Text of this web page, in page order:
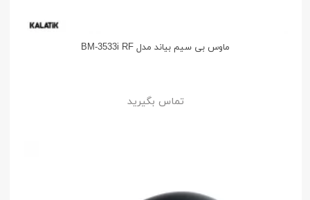
ماوس بی سیم بیاند مدل BM-3533i RF
تماس بگیرید